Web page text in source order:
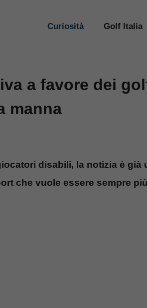
Curiosità Golf Italia
a favore dei
manna
disabili, la notizia è già
che vuole essere sempre